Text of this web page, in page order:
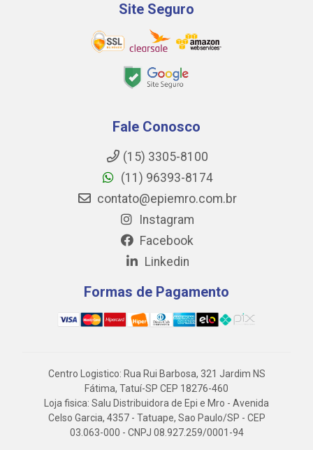
Site Seguro
Fale Conosco
(15) 3305-8100
(11) 96393-8174
contato@epiemro.com.br
Instagram
Facebook
Linkedin
Formas de Pagamento
Centro Logistico: Rua Rui Barbosa, 321 Jardim NS
Fátima, Tatuí-SP CEP 18276-460
Loja fisica: Salu Distribuidora de Epi e Mro - Avenida
Celso Garcia, 4357 - Tatuape, Sao Paulo/SP - CEP
03.063-000 - CNPJ 08.927.259/0001-94